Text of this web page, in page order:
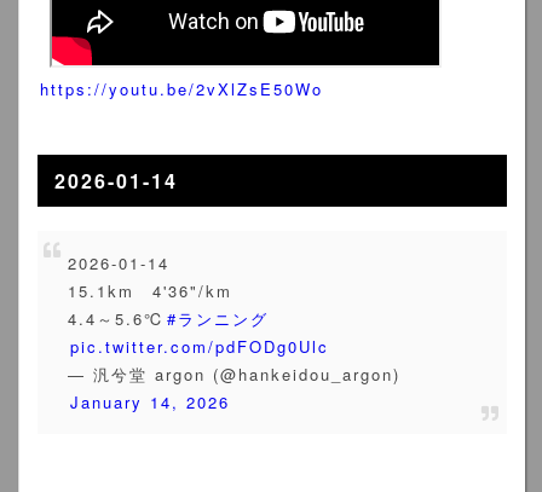
https://youtu.be/2vXlZsE50Wo
2026-01-14
2026-01-14
15.1km 4'36"/km
4.4～5.6℃ #ランニング
pic.twitter.com/pdFODg0Ulc
— 汎兮堂 argon (@hankeidou_argon)
January 14, 2026